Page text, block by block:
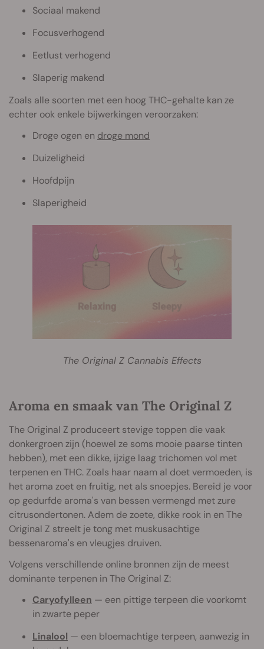
Sociaal makend
Focusverhogend
Eetlust verhogend
Slaperig makend
Zoals alle soorten met een hoog THC-gehalte kan ze
echter ook enkele bijwerkingen veroorzaken:
Droge ogen en droge mond
Duizeligheid
Hoofdpijn
Slaperigheid
The Original Z Cannabis Effects
Aroma en smaak van The Original Z
The Original Z produceert stevige toppen die vaak
donkergroen zijn (hoewel ze soms mooie paarse tinten
hebben), met een dikke, ijzige laag trichomen vol met
terpenen en THC. Zoals haar naam al doet vermoeden, is
het aroma zoet en fruitig, net als snoepjes. Bereid je voor
op gedurfde aroma's van bessen vermengd met zure
citrusondertonen. Adem de zoete, dikke rook in en The
Original Z streelt je tong met muskusachtige
bessenaroma's en vleugjes druiven.
Volgens verschillende online bronnen zijn de meest
dominante terpenen in The Original Z:
Caryofylleen — een pittige terpeen die voorkomt
in zwarte peper
Linalool — een bloemachtige terpeen, aanwezig in